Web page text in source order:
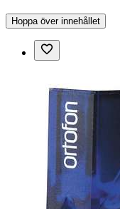
Hoppa över innehållet